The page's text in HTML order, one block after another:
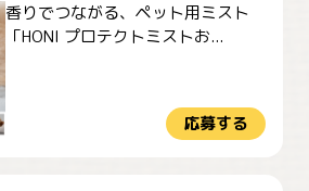
香りでつながる、ペット用ミスト
「HONI プロテクトミストお...
応募する